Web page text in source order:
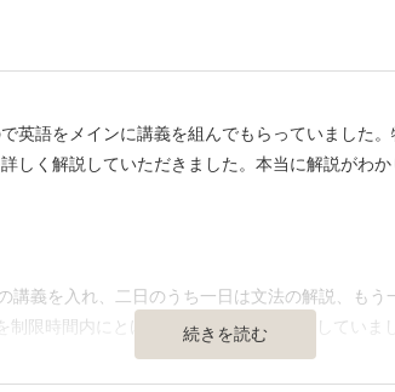
の医学部専門塾としては安く抑えられていると
ている上に実力のある先生方が在籍しているた
と思いますし、むしろこの戦略でどこかしらに
英語をメインに講義を組んでもらっていました
しく解説していただきました。本当に解説がわ
講義を入れ、二日のうち一日は文法の解説、も
限時間内にとけるようにトレーニングしていま
続きを読む